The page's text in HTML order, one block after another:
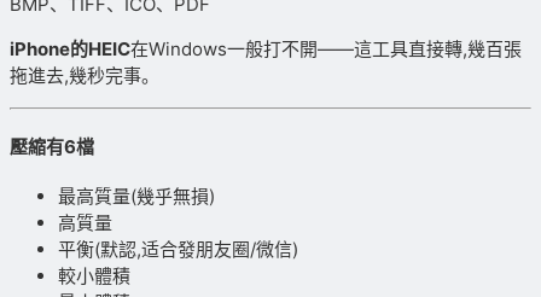
iPhone的HEIC在Windows一般打不開——這工具直接轉,幾百張
拖進去,幾秒完事。
壓縮有6檔
最高質量(幾乎無損)
高質量
平衡(默認,适合發朋友圈/微信)
較小體積